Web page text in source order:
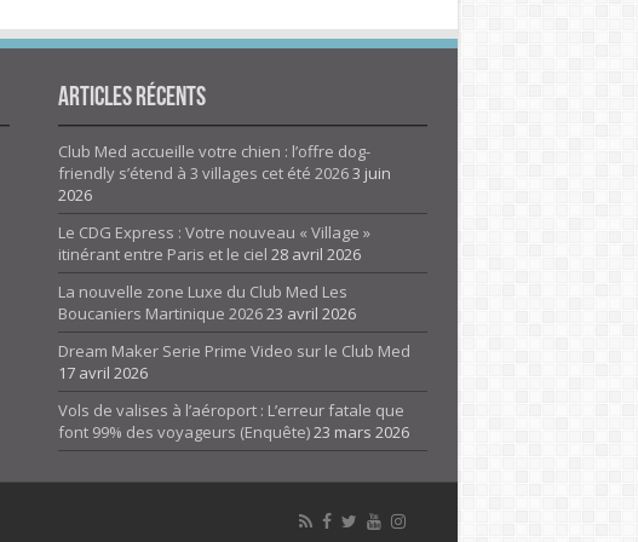
Articles Récents
Club Med accueille votre chien : l’offre dog-
friendly s’étend à 3 villages cet été 20263 juin
2026
Le CDG Express : Votre nouveau « Village »
itinérant entre Paris et le ciel 28 avril 2026
La nouvelle zone Luxe du Club Med Les
Boucaniers Martinique 202623 avril 2026
Dream Maker Serie Prime Video sur le Club Med
17 avril 2026
Vols de valises à l’aéroport : L’erreur fatale que
font 99% des voyageurs (Enquête)23 mars 2026